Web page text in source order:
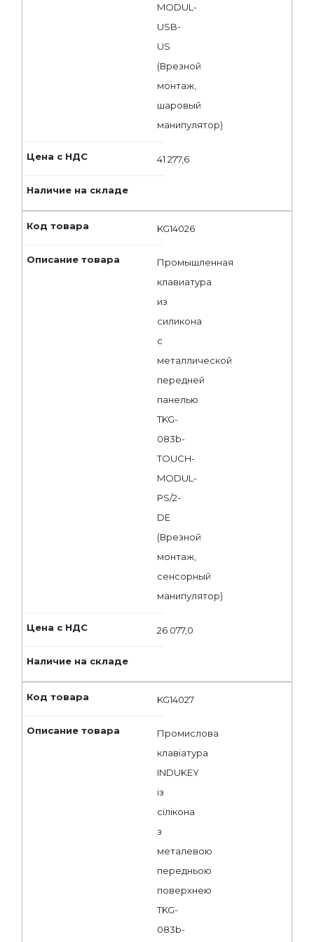
MODUL-
USB-
US
(Врезной
монтаж,
шаровый
манипулятор)
41 277,6
KG14026
Промышленная
клавиатура
из
силикона
с
металлической
передней
панелью
TKG-
083b-
TOUCH-
MODUL-
PS/2-
DE
(Врезной
монтаж,
сенсорный
манипулятор)
26 077,0
KG14027
Промислова
клавіатура
INDUKEY
із
сілікона
з
металевою
передньою
поверхнею
TKG-
083b-